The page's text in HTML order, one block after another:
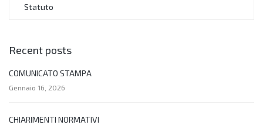
Statuto
Recent posts
COMUNICATO STAMPA
Gennaio 16, 2026
CHIARIMENTI NORMATIVI